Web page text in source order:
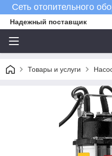
Сеть отопительного
Надежный поставщик
Товары и услуги